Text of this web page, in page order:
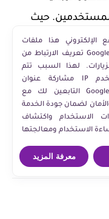
المستخدمين. حيث
من أفخم
والثبات الطويل.
من العطور
التي
الأنسب لك وما
الإلكتروني هذا ملفات
تعريف الارتباط من Google لتقديم خدماته
لهذا السبب تتم
مشاركة عنوان IP ووكيل المستخدم
التابعين لك مع Google بالإضافة إلى
لضمان جودة الخدمة
الاستخدام واكتشاف
معرفة المزيد